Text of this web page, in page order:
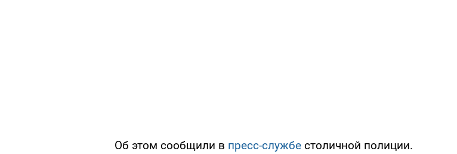
Об этом сообщили в пресс-службе столичной полиции.